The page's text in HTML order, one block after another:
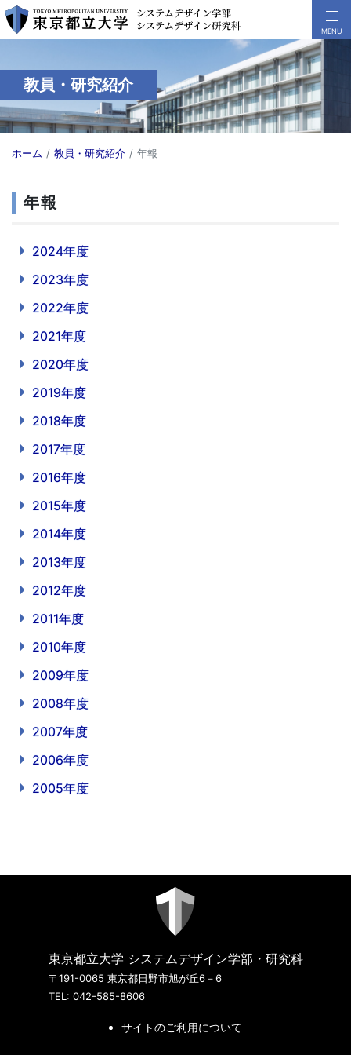
教員・研究紹介
ホーム 教員・研究紹介 年報
年報
2024年度
2023年度
2022年度
2021年度
2020年度
2019年度
2018年度
2017年度
2016年度
2015年度
2014年度
2013年度
2012年度
2011年度
2010年度
2009年度
2008年度
2007年度
2006年度
2005年度
東京都立大学 システムデザイン学部・研究科
〒191-0065 東京都日野市旭が丘6－6
TEL: 042-585-8606
サイトのご利用について